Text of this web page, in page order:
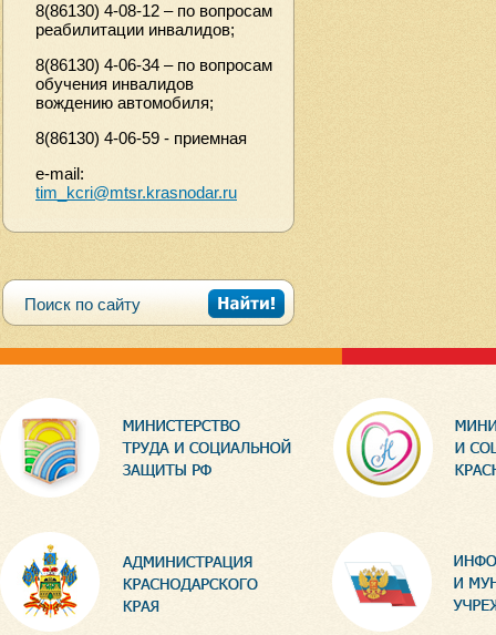
8(86130) 4-08-12 – по вопросам
реабилитации инвалидов;
8(86130) 4-06-34 – по вопросам
обучения инвалидов
вождению автомобиля;
8(86130) 4-06-59 - приемная
e-mail:
tim_kcri@mtsr.krasnodar.ru